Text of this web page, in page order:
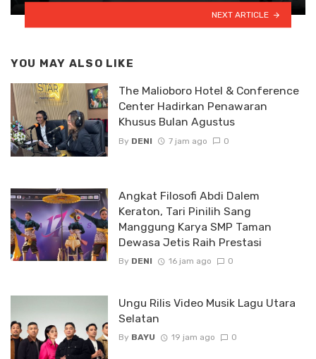
NEXT ARTICLE
YOU MAY ALSO LIKE
The Malioboro Hotel & Conference
Center Hadirkan Penawaran
Khusus Bulan Agustus
By DENI 7 jam ago 0
Angkat Filosofi Abdi Dalem
Keraton, Tari Pinilih Sang
Manggung Karya SMP Taman
Dewasa Jetis Raih Prestasi
By DENI 16 jam ago 0
Ungu Rilis Video Musik Lagu Utara
Selatan
By BAYU 19 jam ago 0